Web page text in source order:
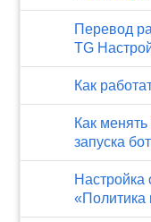
Перевод
TG
Как
Как
запуска
Настройка
«Политика